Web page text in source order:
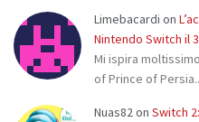
Limebacardi on
Nintendo Switch il
Mi ispira
of Prince of
Nuas82on Switch